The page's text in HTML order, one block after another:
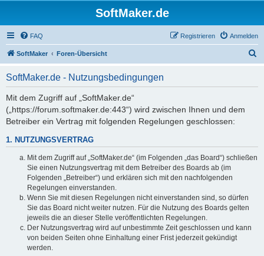
SoftMaker.de
FAQ Anmelden
Registrieren
SoftMaker Foren-Übersicht
SoftMaker.de - Nutzungsbedingungen
Mit dem Zugriff auf „SoftMaker.de“
(„https://forum.softmaker.de:443“) wird zwischen Ihnen und dem
Betreiber ein Vertrag mit folgenden Regelungen geschlossen:
1. NUTZUNGSVERTRAG
Mit dem Zugriff auf „SoftMaker.de“ (im Folgenden „das Board“) schließen
Sie einen Nutzungsvertrag mit dem Betreiber des Boards ab (im
Folgenden „Betreiber“) und erklären sich mit den nachfolgenden
Regelungen einverstanden.
Wenn Sie mit diesen Regelungen nicht einverstanden sind, so dürfen
Sie das Board nicht weiter nutzen. Für die Nutzung des Boards gelten
jeweils die an dieser Stelle veröffentlichten Regelungen.
Der Nutzungsvertrag wird auf unbestimmte Zeit geschlossen und kann
von beiden Seiten ohne Einhaltung einer Frist jederzeit gekündigt
werden.